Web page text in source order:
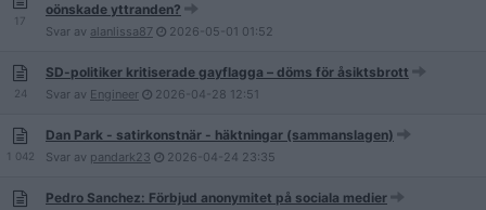
17
oönskade yttranden?
Svar av alanlissa87 2026-05-01 01:52
24
SD-politiker kritiserade gayflagga – döms för åsiktsbrott
Svar av Engineer 2026-04-28 12:51
1 042
Dan Park - satirkonstnär - häktningar (sammanslagen)
Svar av pandark23 2026-04-24 23:35
Pedro Sanchez: Förbjud anonymitet på sociala medier